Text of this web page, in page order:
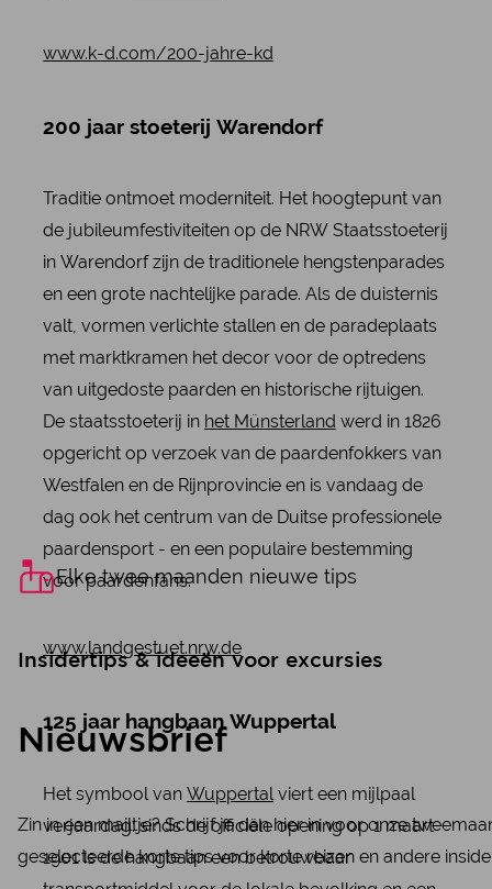
www.k-d.com/200-jahre-kd
200 jaar stoeterij Warendorf
Traditie ontmoet moderniteit. Het hoogtepunt van
de jubileumfestiviteiten op de NRW Staatsstoeterij
in Warendorf zijn de traditionele hengstenparades
en een grote nachtelijke parade. Als de duisternis
valt, vormen verlichte stallen en de paradeplaats
met marktkramen het decor voor de optredens
van uitgedoste paarden en historische rijtuigen.
De staatsstoeterij in het Münsterland werd in 1826
opgericht op verzoek van de paardenfokkers van
Westfalen en de Rijnprovincie en is vandaag de
dag ook het centrum van de Duitse professionele
paardensport - en een populaire bestemming
voor paardenfans.
www.landgestuet.nrw.de
125 jaar hangbaan Wuppertal
Het symbool van Wuppertal viert een mijlpaal
verjaardag: sinds de officiële opening op 1 maart
1901 is de hangbaan een betrouwbaar
Elke twee maanden nieuwe tips
Insidertips & ideeën voor excursies
Nieuwsbrief
Zin in een mailtje? Schrijf je dan hier in voor onze
geselecteerde korte tips voor korte reizen en andere